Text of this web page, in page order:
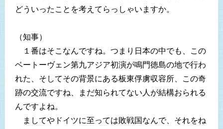
どういったことを考えてらっしゃいますか。
（知事）
１番はそこなんですね。つまり日本の中でも、この
ベートーヴェン第九アジア初演が鳴門徳島の地で行わ
れた、そしてその背景にある板東俘虜収容所、この奇
跡の交流ですね、まだ知られてない人が結構おられる
んですよね。
ましてやドイツに至っては敗戦国なんで、それをね